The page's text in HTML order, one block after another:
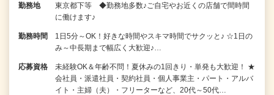
勤務地
東京都下等 ◆勤務地多数♪ご自宅やお近くの店舗で間時間
に働けます♪
勤務時間
1日5分～OK！好きな時間やスキマ時間でサクッと♪ ☆1日の
み～中長期まで幅広く大歓迎♪…
応募資格
未経験OK＆年齢不問！夏休みの1回きり・単発も大歓迎！ ★
会社員・派遣社員・契約社員・個人事業主・パート・アルバ
イト・主婦（夫）・フリーターなど、20代～50代…